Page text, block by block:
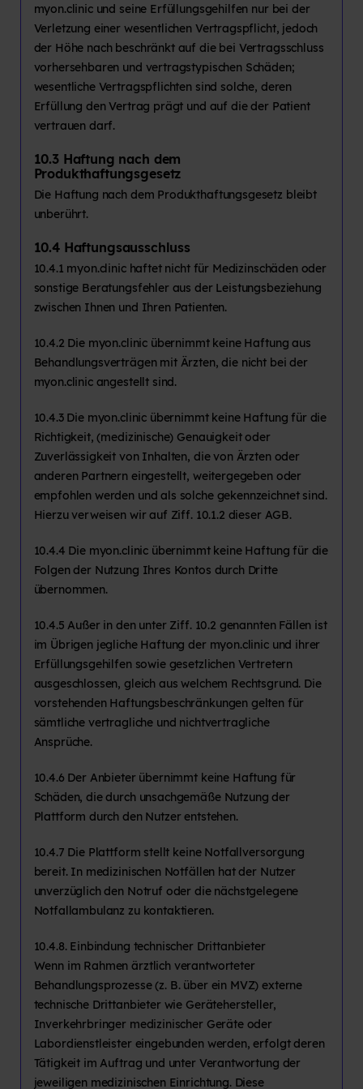
myon.clinic und seine Erfüllungsgehilfen nur bei der
Verletzung einer wesentlichen Vertragspflicht, jedoch
der Höhe nach beschränkt auf die bei Vertragsschluss
vorhersehbaren und vertragstypischen Schäden;
wesentliche Vertragspflichten sind solche, deren
Erfüllung den Vertrag prägt und auf die der Patient
vertrauen darf.
10.3 Haftung nach dem
Produkthaftungsgesetz
Die Haftung nach dem Produkthaftungsgesetz bleibt
unberührt.
10.4 Haftungsausschluss
10.4.1 myon.clinic haftet nicht für Medizinschäden oder
sonstige Beratungsfehler aus der Leistungsbeziehung
zwischen Ihnen und Ihren Patienten.
10.4.2 Die myon.clinic übernimmt keine Haftung aus
Behandlungsverträgen mit Ärzten, die nicht bei der
myon.clinic angestellt sind.
10.4.3 Die myon.clinic übernimmt keine Haftung für die
Richtigkeit, (medizinische) Genauigkeit oder
Zuverlässigkeit von Inhalten, die von Ärzten oder
anderen Partnern eingestellt, weitergegeben oder
empfohlen werden und als solche gekennzeichnet sind.
Hierzu verweisen wir auf Ziff. 10.1.2 dieser AGB.
10.4.4 Die myon.clinic übernimmt keine Haftung für die
Folgen der Nutzung Ihres Kontos durch Dritte
übernommen.
10.4.5 Außer in den unter Ziff. 10.2 genannten Fällen ist
im Übrigen jegliche Haftung der myon.clinic und ihrer
Erfüllungsgehilfen sowie gesetzlichen Vertretern
ausgeschlossen, gleich aus welchem Rechtsgrund. Die
vorstehenden Haftungsbeschränkungen gelten für
sämtliche vertragliche und nichtvertragliche
Ansprüche.
10.4.6 Der Anbieter übernimmt keine Haftung für
Schäden, die durch unsachgemäße Nutzung der
Plattform durch den Nutzer entstehen.
10.4.7 Die Plattform stellt keine Notfallversorgung
bereit. In medizinischen Notfällen hat der Nutzer
unverzüglich den Notruf oder die nächstgelegene
Notfallambulanz zu kontaktieren.
10.4.8. Einbindung technischer Drittanbieter
Wenn im Rahmen ärztlich verantworteter
Behandlungsprozesse (z. B. über ein MVZ) externe
technische Drittanbieter wie Gerätehersteller,
Inverkehrbringer medizinischer Geräte oder
Labordienstleister eingebunden werden, erfolgt deren
Tätigkeit im Auftrag und unter Verantwortung der
jeweiligen medizinischen Einrichtung. Diese